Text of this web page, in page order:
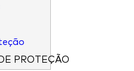
PROTEÇÃO